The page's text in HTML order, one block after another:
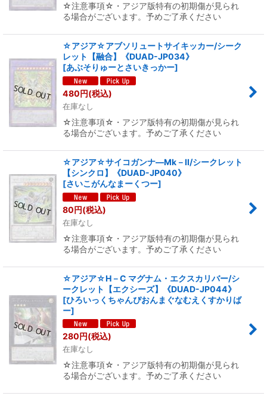
☆注意事項☆・アジア版特有の初期傷が見られ
る場合がございます。予めご了承ください
☆アジア☆アブソリュートサイキッカー/シーク
レット【融合】《DUAD-JP034》
[あぶそりゅーとさいきっかー]
480円(税込)
在庫なし
☆注意事項☆・アジア版特有の初期傷が見られ
る場合がございます。予めご了承ください
☆アジア☆サイコガンナ―Mk－II/シークレット
【シンクロ】《DUAD-JP040》
[さいこがんなまーくつー]
80円(税込)
在庫なし
☆注意事項☆・アジア版特有の初期傷が見られ
る場合がございます。予めご了承ください
☆アジア☆H－C マグナム・エクスカリバー/シ
ークレット【エクシーズ】《DUAD-JP044》
[ひろいっくちゃんぴおんまぐなむえくすかりば
ー]
280円(税込)
在庫なし
☆注意事項☆・アジア版特有の初期傷が見られ
る場合がございます。予めご了承ください